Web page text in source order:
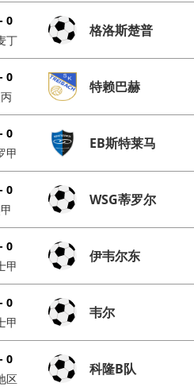
0
丁
格洛斯楚普
0
特赖巴赫
0
甲
EB斯特莱马
0
WSG蒂罗尔
0
甲
伊韦尔东
0
甲
韦尔
0
区
科隆B队